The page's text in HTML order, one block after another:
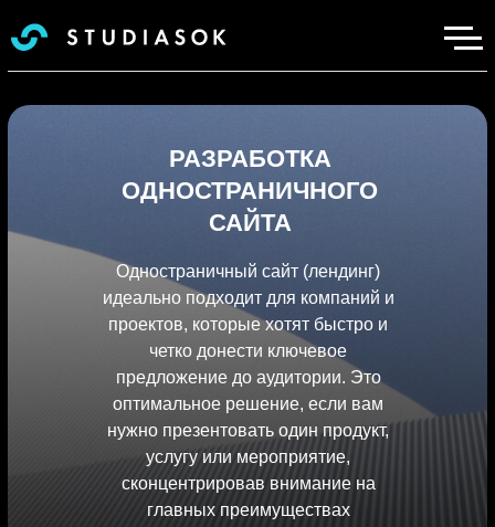
РАЗРАБОТКА
ОДНОСТРАНИЧНОГО
САЙТА
Одностраничный сайт (лендинг)
идеально подходит для компаний и
проектов, которые хотят быстро и
четко донести ключевое
предложение до аудитории. Это
оптимальное решение, если вам
нужно презентовать один продукт,
услугу или мероприятие,
сконцентрировав внимание на
главных преимуществах